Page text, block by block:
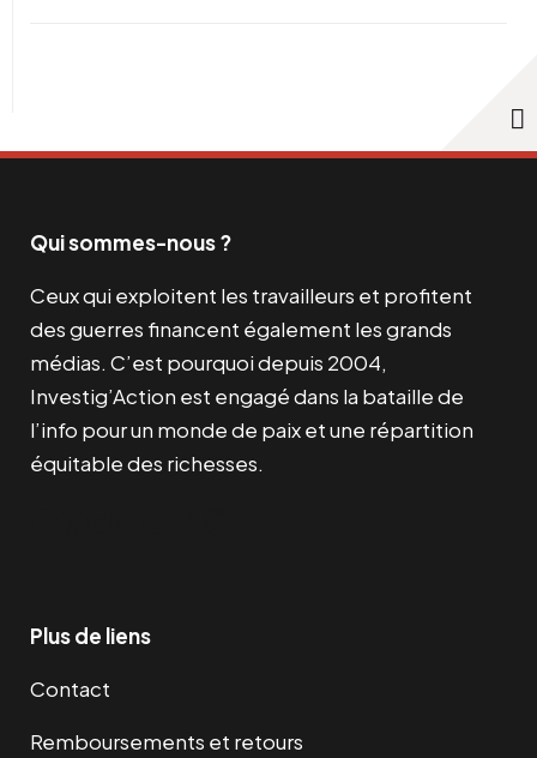
Qui sommes-nous ?
Ceux qui exploitent les travailleurs et profitent
des guerres financent également les grands
médias. C’est pourquoi depuis 2004,
Investig’Action est engagé dans la bataille de
l’info pour un monde de paix et une répartition
équitable des richesses.
Plus de liens
Contact
Remboursements et retours